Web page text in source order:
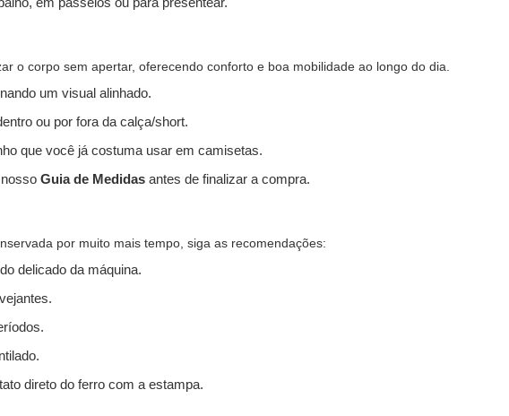
o corpo sem apertar, oferecendo conforto e boa mobilidade ao longo do dia.
um visual alinhado.
ou por fora da calça/short.
que você já costuma usar em camisetas.
Guia de Medidas antes de finalizar a compra.
por muito mais tempo, siga as recomendações:
delicado da máquina.
direto do ferro com a estampa.